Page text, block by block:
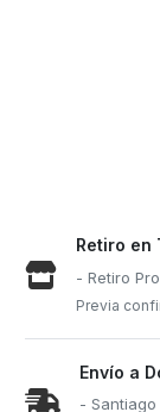
Retiro en
- Retiro
Previa
Envío a
-